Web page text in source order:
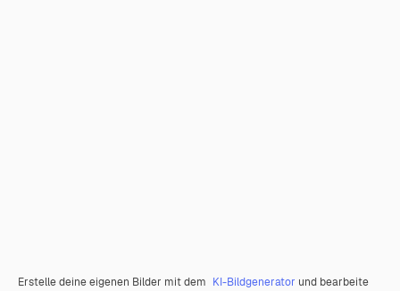
Erstelle deine eigenen Bilder mit dem KI-Bildgenerator und bearbeite